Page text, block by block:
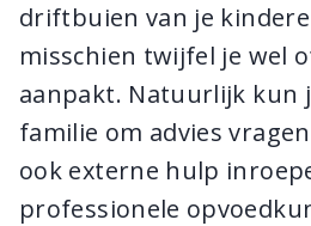
driftbuien van je
misschien twijfel je wel
aanpakt. Natuurlijk kun
familie om advies
ook externe hulp
professionele